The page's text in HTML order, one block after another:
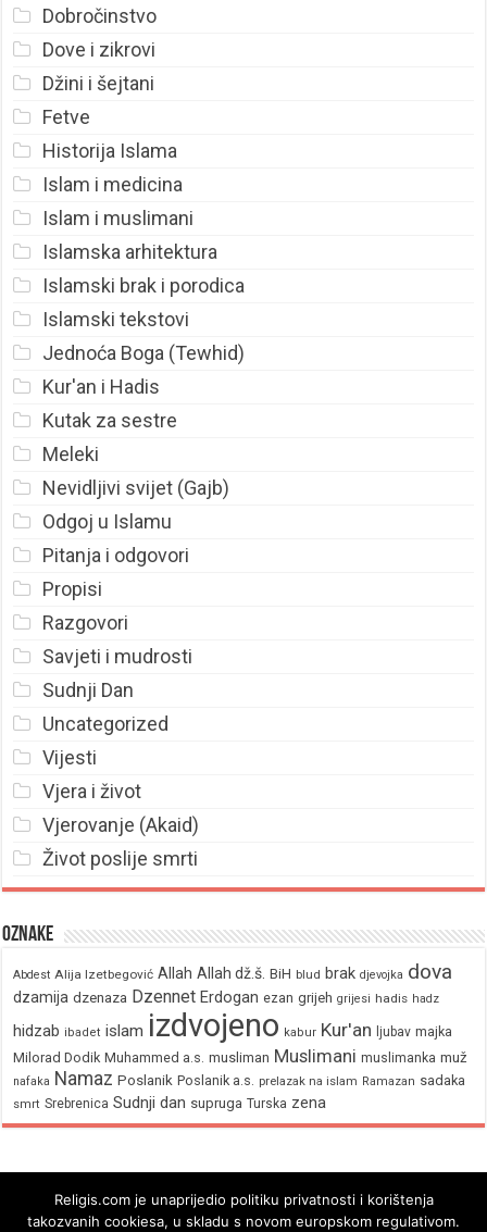
Dobročinstvo
Dove i zikrovi
Džini i šejtani
Fetve
Historija Islama
Islam i medicina
Islam i muslimani
Islamska arhitektura
Islamski brak i porodica
Islamski tekstovi
Jednoća Boga (Tewhid)
Kur'an i Hadis
Kutak za sestre
Meleki
Nevidljivi svijet (Gajb)
Odgoj u Islamu
Pitanja i odgovori
Propisi
Razgovori
Savjeti i mudrosti
Sudnji Dan
Uncategorized
Vijesti
Vjera i život
Vjerovanje (Akaid)
Život poslije smrti
Oznake
Abdest Alija Izetbegović Allah Allah dž.š. BiH blud brak djevojka dova
dzamija dzenaza Dzennet Erdogan ezan grijeh grijesi hadis hadz
hidzab ibadet islam izdvojeno kabur Kur'an ljubav majka
Milorad Dodik Muhammed a.s. musliman Muslimani muslimanka muž
nafaka Namaz Poslanik Poslanik a.s. prelazak na islam Ramazan sadaka
smrt Srebrenica Sudnji dan supruga Turska zena
Religis.com je unaprijedio politiku privatnosti i korištenja
takozvanih cookiesa, u skladu s novom europskom regulativom.